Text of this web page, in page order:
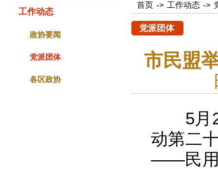
工作动态
政协要闻
党派团体
各区政协
首页 -> 工作动态 ->
党派团体
市民盟
5月29
动第二
——民用